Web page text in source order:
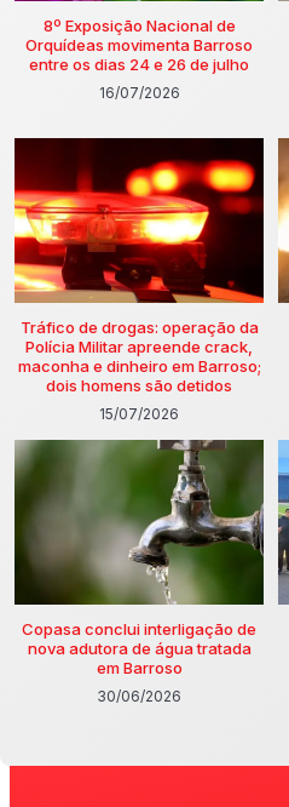
8º Exposição Nacional de
Orquídeas movimenta Barroso
entre os dias 24 e 26 de julho
16/07/2026
Tráfico de drogas: operação da
Polícia Militar apreende crack,
maconha e dinheiro em Barroso;
dois homens são detidos
15/07/2026
Copasa conclui interligação de
nova adutora de água tratada
em Barroso
30/06/2026